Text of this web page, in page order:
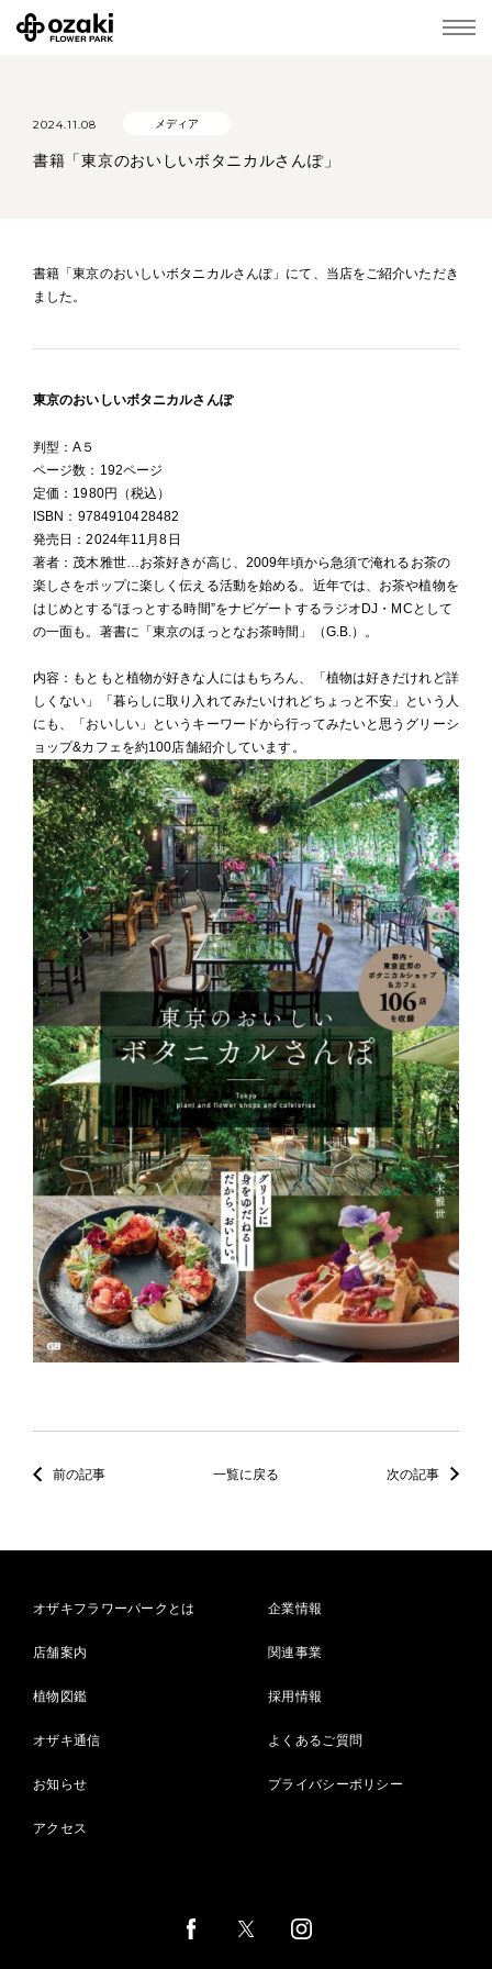
2024.11.08 メディア
書籍「東京のおいしいボタニカルさんぽ」
書籍「東京のおいしいボタニカルさんぽ」にて、当店をご紹介いただき
ました。
東京のおいしいボタニカルさんぽ
判型：A５
ページ数：192ページ
定価：1980円（税込）
ISBN：9784910428482
発売日：2024年11月8日
著者：茂木雅世…お茶好きが高じ、2009年頃から急須で淹れるお茶の
楽しさをポップに楽しく伝える活動を始める。近年では、お茶や植物を
はじめとする“ほっとする時間”をナビゲートするラジオDJ・MCとして
の一面も。著書に「東京のほっとなお茶時間」（G.B.）。
内容：もともと植物が好きな人にはもちろん、「植物は好きだけれど詳
しくない」「暮らしに取り入れてみたいけれどちょっと不安」という人
にも、「おいしい」というキーワードから行ってみたいと思うグリーシ
ョップ&カフェを約100店舗紹介しています。
前の記事 一覧に戻る 次の記事
オザキフラワーパークとは
店舗案内
植物図鑑
オザキ通信
お知らせ
アクセス
企業情報
関連事業
採用情報
よくあるご質問
プライバシーポリシー